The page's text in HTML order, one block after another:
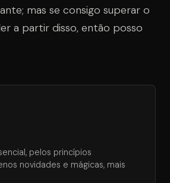
mas se consigo superar o
a partir disso, então posso
pelos princípios
novidades e mágicas, mais